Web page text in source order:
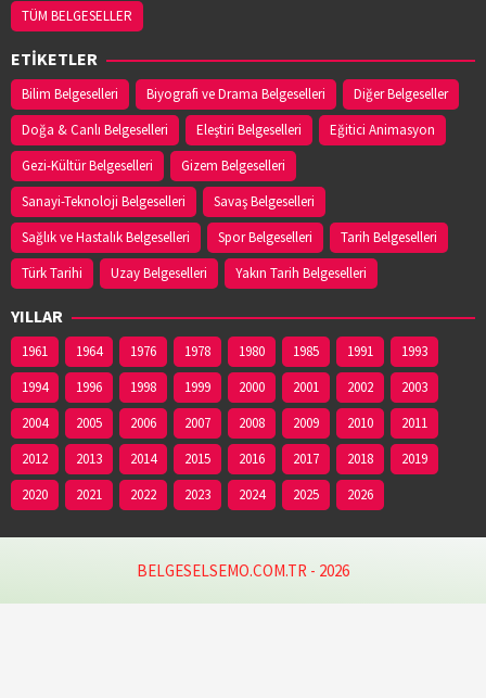
TÜM BELGESELLER
ETİKETLER
Bilim Belgeselleri Biyografi ve Drama Belgeselleri
Diğer Belgeseller
Doğa & Canlı Belgeselleri
Eleştiri Belgeselleri
Eğitici Animasyon
Gezi-Kültür Belgeselleri
Gizem Belgeselleri
Sanayi-Teknoloji Belgeselleri
Savaş Belgeselleri
Sağlık ve Hastalık Belgeselleri
Spor Belgeselleri
Tarih Belgeselleri
Türk Tarihi
Uzay Belgeselleri Yakın Tarih Belgeselleri
YILLAR
1961 1964 1976 1978 1980 1985 1991
1993
1994
1996 1998 1999 2000 2001 2002
2003
2004
2005 2006 2007 2008 2009 2010
2011
2012
2013 2014 2015 2016 2017 2018
2019
2020
2021 2022 2023 2024 2025 2026
BELGESELSEMO.COM.TR - 2026